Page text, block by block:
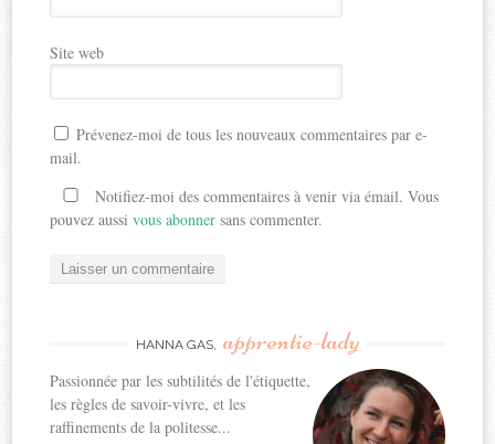
Site web
Prévenez-moi de tous les nouveaux commentaires par e-
mail.
Notifiez-moi des commentaires à venir via émail. Vous
pouvez aussivous abonner sans commenter.
HANNA GAS, apprentie-lady
Passionnée par les subtilités de l'étiquette,
les règles de savoir-vivre, et les
raffinements de la politesse...